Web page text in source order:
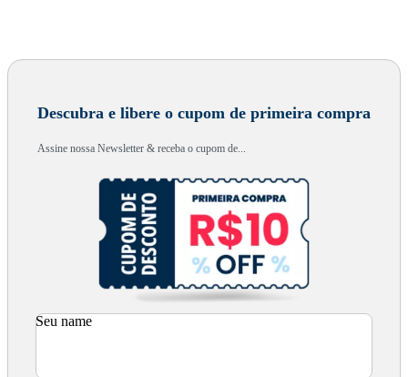
Descubra e libere o cupom de primeira compra
Assine nossa Newsletter & receba o cupom de...
Seu name